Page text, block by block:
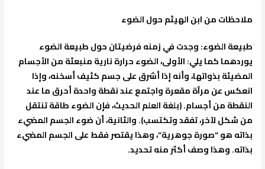
ملاحظات من ابن الهيثم حول الضوء
طبيعة الضوء: وجدت في زمنه فرضيتان حول طبيعة الضوء
يوردهما كما يلي: الأولى، الضوء حرارة نارية منبعثة من الأجسام
المضيئة بذواتها، وأنه إذا أشرق على جسم كثيف أسخنه، وإذا
انعكس عن مرآة مقعرة واجتمع عند نقطة واحدة أحرق ما عند
النقطة من أجسام. (بلغة العلم الحديث، فإن الضوء طاقة تنتقل
من شكل لآخر، تفقد وتكتسب). والثانية، أن ضوء الجسم المضيء
بذاته هو “صورة جوهرية”، وهذا يقتصر فقط على الجسم المضيء
بذاته. وهذا وصف أكثر منه تحديد.